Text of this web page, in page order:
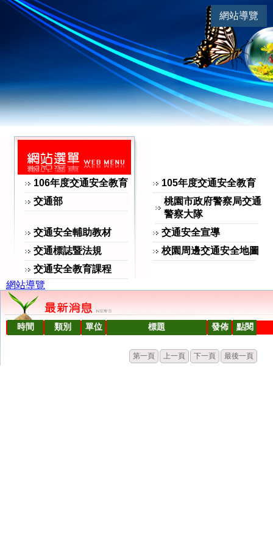
網站導覽
交通安全 | 駕駛人需知
網站選單106年度交通安全教育
105年度交通安全教育
交通部
桃園市政府警察局交通
警察大隊
交通安全輔助教材
交通安全宣導
交通標誌暨法規
校園周邊交通安全地圖
交通安全教育課程
網站導覽
時間 類別 單位 標題 發佈 點閱
第一頁 上一頁 下一頁 最後一頁